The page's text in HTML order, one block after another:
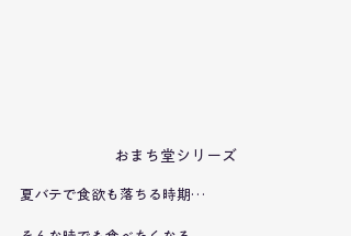
おまち堂シリーズ
夏バテで食欲も落ちる時期…